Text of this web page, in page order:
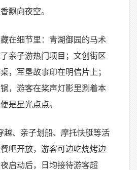
飘向夜空。
在细节里：青湖御园的马术
亲子游热门项目；文创街区
，军垦故事印在明信片上；
，游客在桨声灯影里涮着本
是星光点点。
越、亲子划船、摩托快艇等活
吧开放，游客可边吃烧烤边
启动后，日均接待游客超